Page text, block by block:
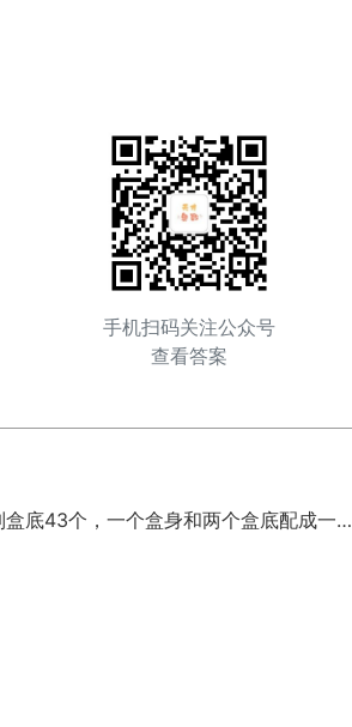
手机扫码关注公众号
查看答案
用白铁皮做罐头盒，每张铁皮可制盒身16个，或制盒底43个，一个盒身和两个盒底配成一个罐头盒，现有150张铁皮，用多少张制盒身，多少张制盒底，才能使盒身与盒底正好配套？